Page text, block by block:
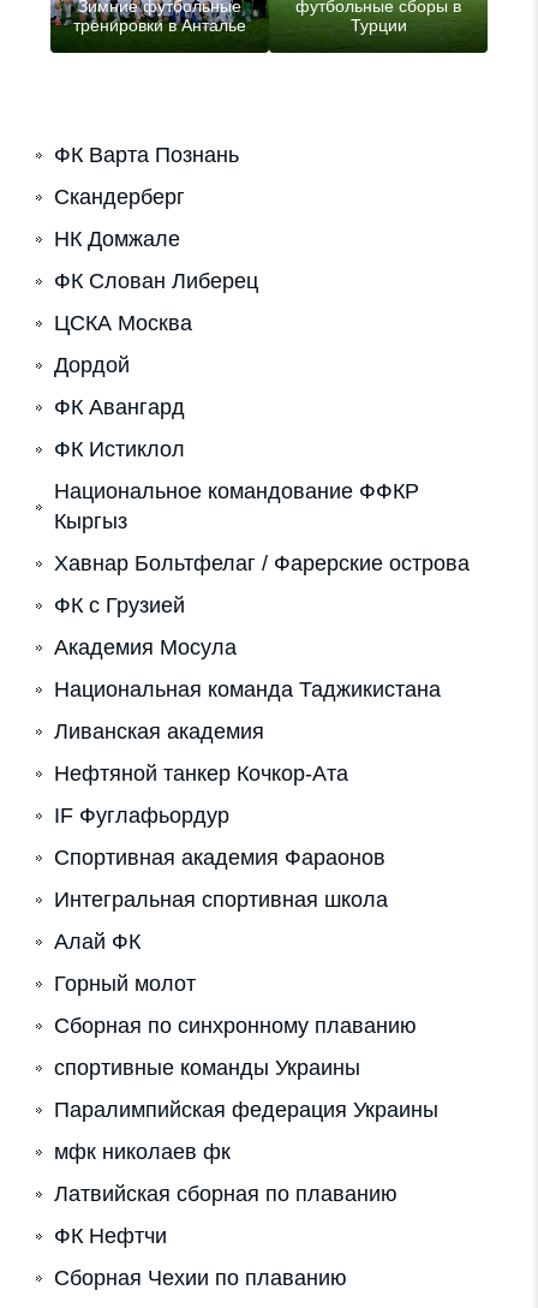
Зимние футбольные
тренировки в Анталье
футбольные сборы в
Турции
ФК Варта Познань
Скандерберг
НК Домжале
ФК Слован Либерец
ЦСКА Москва
Дордой
ФК Авангард
ФК Истиклол
Национальное командование ФФКР
Кыргыз
Хавнар Больтфелаг / Фарерские острова
ФК с Грузией
Академия Мосула
Национальная команда Таджикистана
Ливанская академия
Нефтяной танкер Кочкор-Ата
IF Фуглафьордур
Спортивная академия Фараонов
Интегральная спортивная школа
Алай ФК
Горный молот
Сборная по синхронному плаванию
спортивные команды Украины
Паралимпийская федерация Украины
мфк николаев фк
Латвийская сборная по плаванию
ФК Нефтчи
Cборная Чехии по плаванию